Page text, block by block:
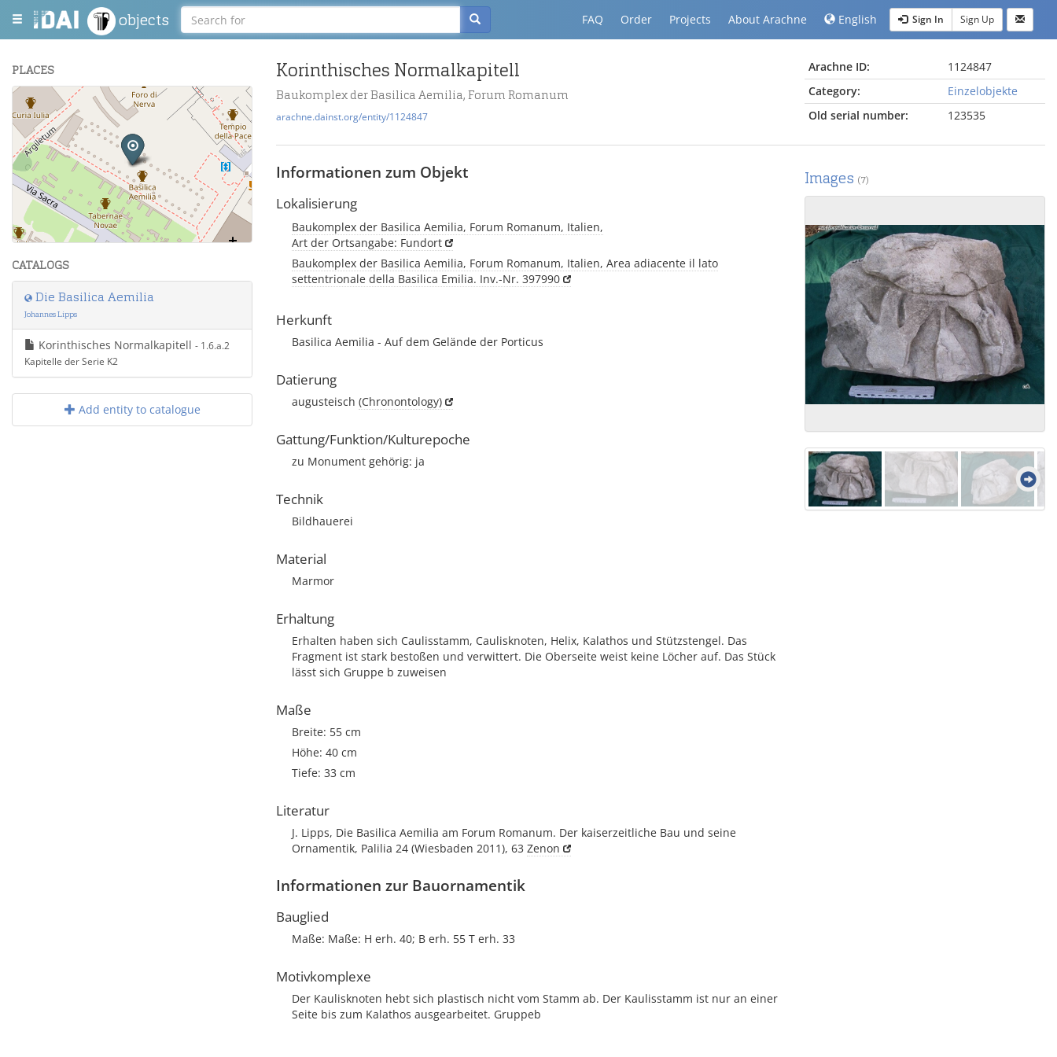
objects FAQ Order Projects About Arachne English Sign In Sign Up
PLACES
+
−
Leaflet | Maps and Data © OpenStreetMap
CATALOGS
Die Basilica Aemilia
Johannes Lipps
Korinthisches Normalkapitell - 1.6.a.2
Kapitelle der Serie K2
Add entity to catalogue
Korinthisches Normalkapitell
Baukomplex der Basilica Aemilia, Forum Romanum
arachne.dainst.org/entity/1124847
Arachne ID:
1124847
Category:
Einzelobjekte
Old serial number:
123535
Informationen zum Objekt
Lokalisierung
Baukomplex der Basilica Aemilia, Forum Romanum, Italien,
Art der Ortsangabe: Fundort
Baukomplex der Basilica Aemilia, Forum Romanum, Italien, Area adiacente il lato
settentrionale della Basilica Emilia. Inv.-Nr. 397990
Herkunft
Basilica Aemilia - Auf dem Gelände der Porticus
Datierung
augusteisch (Chronontology)
Gattung/Funktion/Kulturepoche
zu Monument gehörig: ja
Technik
Bildhauerei
Material
Marmor
Erhaltung
Erhalten haben sich Caulisstamm, Caulisknoten, Helix, Kalathos und Stützstengel. Das
Fragment ist stark bestoßen und verwittert. Die Oberseite weist keine Löcher auf. Das Stück
lässt sich Gruppe b zuweisen
Maße
Breite: 55 cm
Höhe: 40 cm
Tiefe: 33 cm
Literatur
J. Lipps, Die Basilica Aemilia am Forum Romanum. Der kaiserzeitliche Bau und seine
Ornamentik, Palilia 24 (Wiesbaden 2011), 63 Zenon
Informationen zur Bauornamentik
Bauglied
Maße: Maße: H erh. 40; B erh. 55 T erh. 33
Motivkomplexe
Der Kaulisknoten hebt sich plastisch nicht vom Stamm ab. Der Kaulisstamm ist nur an einer
Seite bis zum Kalathos ausgearbeitet. Gruppeb
Images (7)